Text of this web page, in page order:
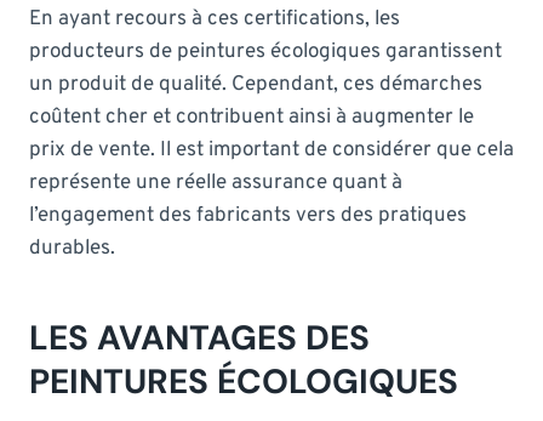
En ayant recours à ces certifications, les
producteurs de peintures écologiques garantissent
un produit de qualité. Cependant, ces démarches
coûtent cher et contribuent ainsi à augmenter le
prix de vente. Il est important de considérer que cela
représente une réelle assurance quant à
l’engagement des fabricants vers des pratiques
durables.
LES AVANTAGES DES
PEINTURES ÉCOLOGIQUES